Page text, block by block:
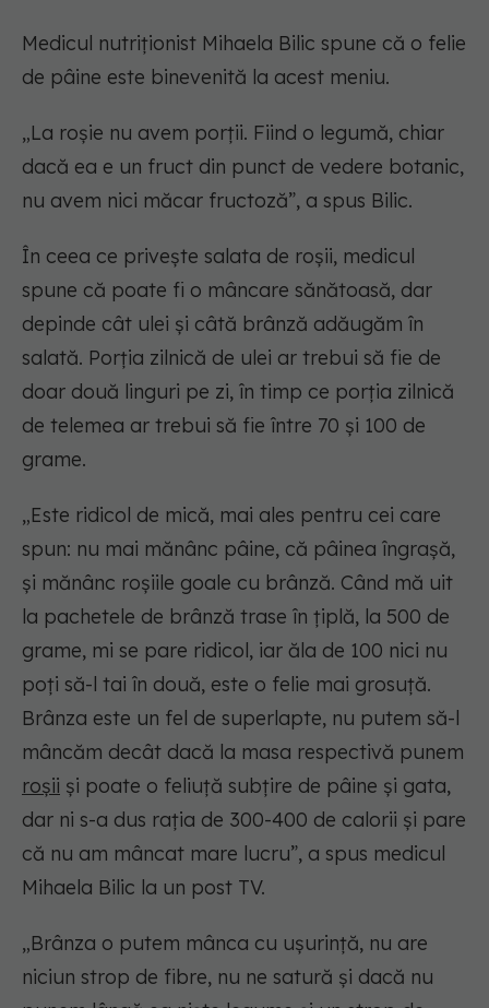
Medicul nutriționist Mihaela Bilic spune că o felie
de pâine este binevenită la acest meniu.
„La roșie nu avem porții. Fiind o legumă, chiar
dacă ea e un fruct din punct de vedere botanic,
nu avem nici măcar fructoză”, a spus Bilic.
În ceea ce privește salata de roșii, medicul
spune că poate fi o mâncare sănătoasă, dar
depinde cât ulei și câtă brânză adăugăm în
salată. Porția zilnică de ulei ar trebui să fie de
doar două linguri pe zi, în timp ce porția zilnică
de telemea ar trebui să fie între 70 și 100 de
grame.
„Este ridicol de mică, mai ales pentru cei care
spun: nu mai mănânc pâine, că pâinea îngrașă,
și mănânc roșiile goale cu brânză. Când mă uit
la pachetele de brânză trase în țiplă, la 500 de
grame, mi se pare ridicol, iar ăla de 100 nici nu
poți să-l tai în două, este o felie mai grosuță.
Brânza este un fel de superlapte, nu putem să-l
mâncăm decât dacă la masa respectivă punem
roșii și poate o feliuță subțire de pâine și gata,
dar ni s-a dus rația de 300-400 de calorii și pare
că nu am mâncat mare lucru”, a spus medicul
Mihaela Bilic la un post TV.
„Brânza o putem mânca cu ușurință, nu are
niciun strop de fibre, nu ne satură și dacă nu